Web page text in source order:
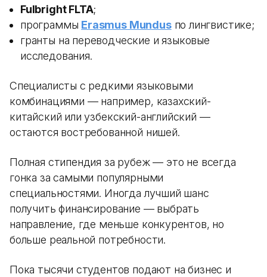
Fulbright FLTA;
программы Erasmus Mundusпо лингвистике;
гранты на переводческие и языковые
исследования.
Специалисты с редкими языковыми
комбинациями — например, казахский-
китайский или узбекский-английский —
остаются востребованной нишей.
Полная стипендия за рубеж — это не всегда
гонка за самыми популярными
специальностями. Иногда лучший шанс
получить финансирование — выбрать
направление, где меньше конкурентов, но
больше реальной потребности.
Пока тысячи студентов подают на бизнес и